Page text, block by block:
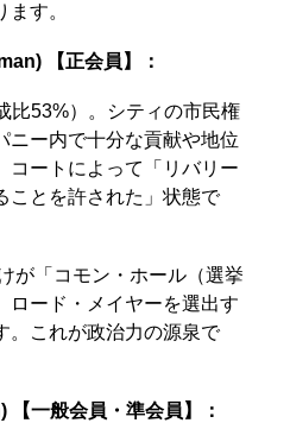
す。
【正会員】：
比53%）。シティの市民権
ニー内で十分な貢献や地位
コートによって「リバリー
ことを許された」状態で
が「コモン・ホール（選挙
ロード・メイヤーを選出す
。これが政治力の源泉で
【一般会員・準会員】：